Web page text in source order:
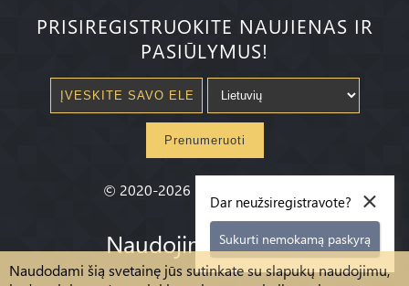
Naudodami šią svetainę jūs sutinkate su slapukų naudojimu,
PRISIREGISTRUOKITE NAUJIENAS IR
PASIŪLYMUS!
Prenumeruoti
© 2020-2026
Naudojimo sąlygos
×
Dar neužsiregistravote?
Sukurti nemokamą paskyrą